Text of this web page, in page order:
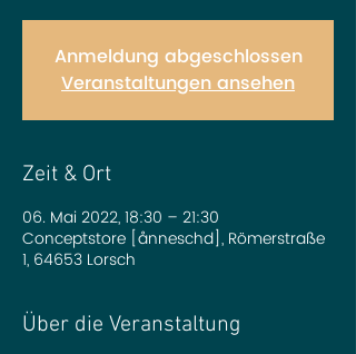
Anmeldung abgeschlossen
Veranstaltungen ansehen
Zeit & Ort
06. Mai 2022, 18:30 – 21:30
Conceptstore [ånneschd], Römerstraße
1, 64653 Lorsch
Über die Veranstaltung